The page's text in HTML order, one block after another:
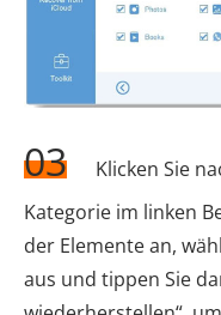
03
Klicken Sie
Kategorie im linken
der Elemente an,
aus und tippen Sie